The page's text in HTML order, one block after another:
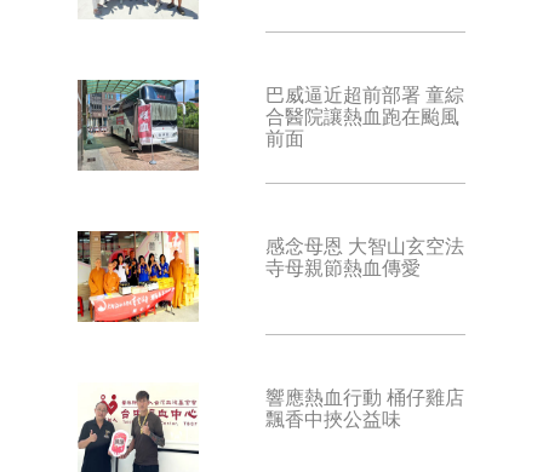
巴威逼近超前部署 童綜
合醫院讓熱血跑在颱風
前面
感念母恩 大智山玄空法
寺母親節熱血傳愛
響應熱血行動 桶仔雞店
飄香中挾公益味